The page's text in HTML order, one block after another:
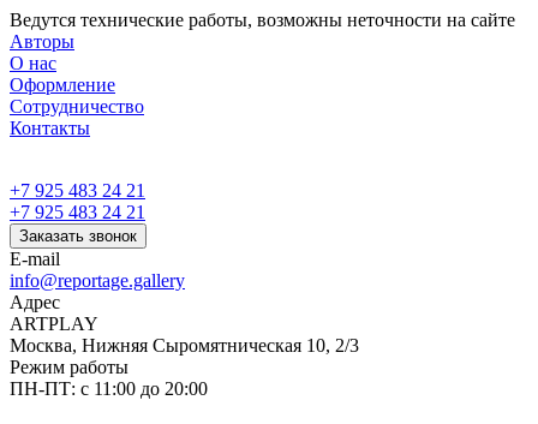
Ведутся технические работы, возможны неточности на сайте
Авторы
О нас
Оформление
Сотрудничество
Контакты
+7 925 483 24 21
+7 925 483 24 21
Заказать звонок
E-mail
info@reportage.gallery
Адрес
ARTPLAY
Москва, Нижняя Сыромятническая 10, 2/3
Режим работы
ПН-ПТ: с 11:00 до 20:00